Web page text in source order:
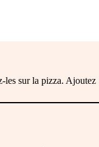
les sur la pizza. Ajoutez